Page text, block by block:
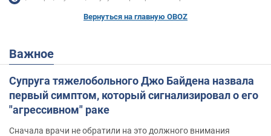
Вернуться на главную OBOZ
Важное
Супруга тяжелобольного Джо Байдена назвала
первый симптом, который сигнализировал о его
"агрессивном" раке
Сначала врачи не обратили на это должного внимания